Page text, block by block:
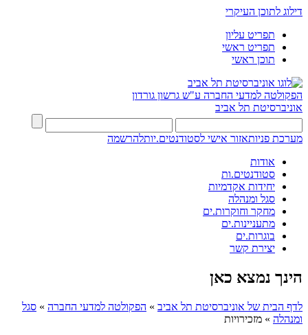
דילוג לתוכן העיקרי
תפריט עליון
תפריט ראשי
תוכן ראשי
הפקולטה למדעי החברה ע"ש גרשון גורדון
אוניברסיטת תל אביב
מערכת פניותאזור אישי לסטודנטים.יותלהרשמה
אודות
סטודנטים.ות
יחידות אקדמיות
סגל ומנהלה
מחקר וחוקרות.ים
מתעניינות.ים
בוגרות.ים
יצירת קשר
הינך נמצא כאן
לדף הבית של אוניברסיטת תל אביב » הפקולטה למדעי החברה » סגל
ומנהלה » מזכירויות